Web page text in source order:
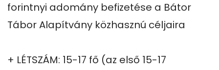
forintnyi adomány befizetése a Bátor
Tábor Alapítvány közhasznú céljaira
+ LÉTSZÁM: 15-17 fő (az első 15-17